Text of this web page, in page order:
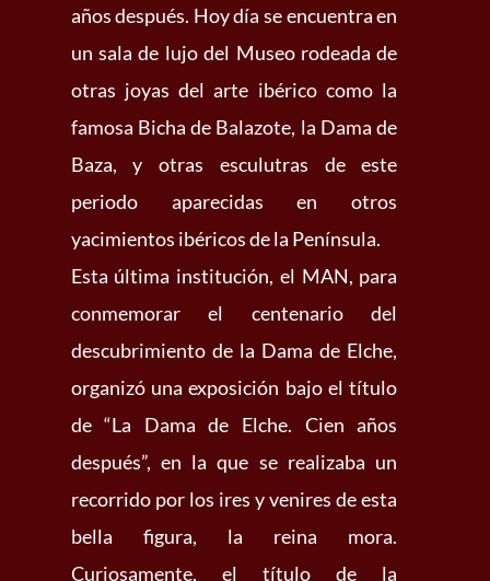
años después. Hoy día se encuentra en
un sala de lujo del Museo rodeada de
otras joyas del arte ibérico como la
famosa Bicha de Balazote, la Dama de
Baza, y otras esculutras de este
periodo aparecidas en otros
yacimientos ibéricos de la Península.
Esta última institución, el MAN, para
conmemorar el centenario del
descubrimiento de la Dama de Elche,
organizó una exposición bajo el título
de “La Dama de Elche. Cien años
después”, en la que se realizaba un
recorrido por los ires y venires de esta
bella figura, la reina mora.
Curiosamente, el título de la